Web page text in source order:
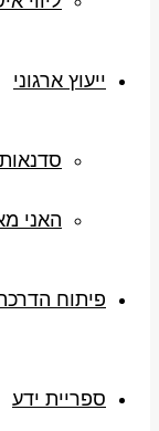
ייעוץ ארגוני
סדנאות
האני
פיתוח
ספריית ידע